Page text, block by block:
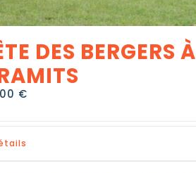
DES BERGERS À
€